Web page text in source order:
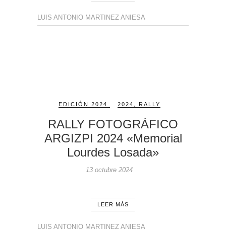
LUIS ANTONIO MARTINEZ ANIESA
EDICIÓN 2024 2024 RALLY
RALLY FOTOGRÁFICO
ARGIZPI 2024 «Memorial
Lourdes Losada»
13 octubre 2024
LEER MÁS
LUIS ANTONIO MARTINEZ ANIESA